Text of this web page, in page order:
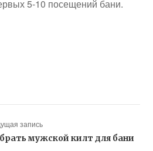
5-10 посещений бани.
запись
мужской килт для бани